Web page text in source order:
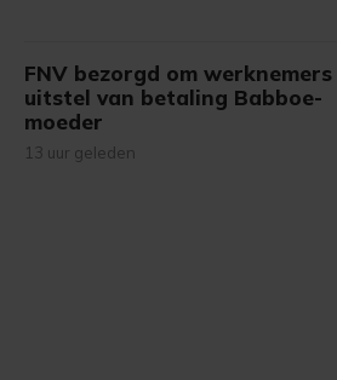
FNV bezorgd om werknemers
uitstel van betaling Babboe-
moeder
13 uur geleden